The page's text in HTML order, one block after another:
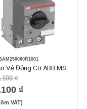
₫
₫
VAT)